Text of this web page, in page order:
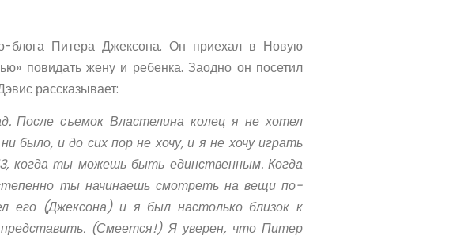
блога Питера Джексона. Он приехал в Новую
повидать жену и ребенка. Заодно он посетил
рассказывает:
После съемок Властелина колец я не хотел
было, и до сих пор не хочу, и я не хочу играть
когда ты можешь быть единственным. Когда
ты начинаешь смотреть на вещи по-
его (Джексона) и я был настолько близок к
(Смеется!) Я уверен, что Питер